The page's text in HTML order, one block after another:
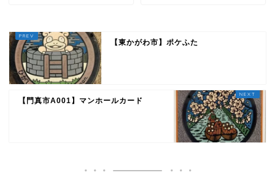
【東かがわ市】ポケふた
【門真市A001】マンホールカード